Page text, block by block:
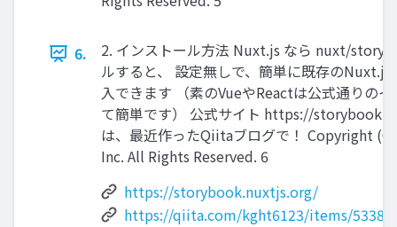
6.
2. インストール方法 Nuxt.js なら nuxt/
ルすると、 設定無しで、簡単に既存のNuxt.js
入できます （素のVueやReactは公式通りの
て簡単です） 公式サイト https://
は、最近作ったQiitaブログで！ Copyright
Inc. All Rights Reserved. 6
https://storybook.nuxtjs.org/
https://qiita.com/kght6123/items/